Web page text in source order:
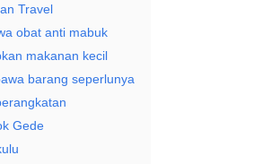
Travel
obat anti mabuk
makanan kecil
barang seperlunya
Gede